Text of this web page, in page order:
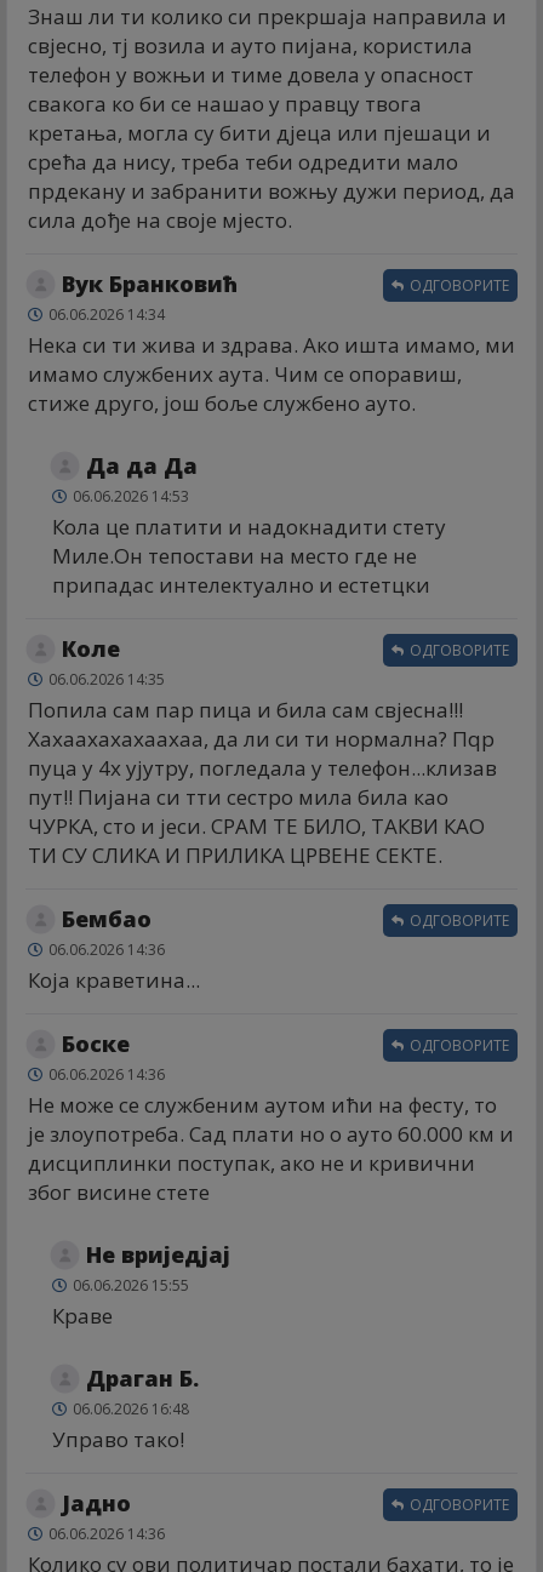
Знаш ли ти колико си прекршаја направила и
свјесно, тј возила и ауто пијана, користила
телефон у вожњи и тиме довела у опасност
свакога ко би се нашао у правцу твога
кретања, могла су бити дјеца или пјешаци и
срећа да нису, треба теби одредити мало
прдекану и забранити вожњу дужи период, да
сила дође на своје мјесто.
Вук Бранковић
06.06.2026 14:34
Нека си ти жива и здрава. Ако ишта имамо, ми
имамо службених аута. Чим се опоравиш,
стиже друго, још боље службено ауто.
ОДГОВОРИТЕ
Да да Да
06.06.2026 14:53
Кола це платити и надокнадити стету
Миле.Он тепостави на место где не
припадас интелектуално и естетцки
Коле
06.06.2026 14:35
Попила сам пар пица и била сам свјесна!!!
Хахаахахахаахаа, да ли си ти нормална? Пqр
пуца у 4х ујутру, погледала у телефон...клизав
пут!! Пијана си тти сестро мила била као
ЧУРКА, сто и јеси. СРАМ ТЕ БИЛО, ТАКВИ КАО
ТИ СУ СЛИКА И ПРИЛИКА ЦРВЕНЕ СЕКТЕ.
ОДГОВОРИТЕ
Бембао
06.06.2026 14:36
Која краветина...
ОДГОВОРИТЕ
Боске
06.06.2026 14:36
Не може се службеним аутом ићи на фесту, то
је злоупотреба. Сад плати но о ауто 60.000 км и
дисциплинки поступак, ако не и кривични
због висине стете
ОДГОВОРИТЕ
Не вриједјај
06.06.2026 15:55
Краве
Драган Б.
06.06.2026 16:48
Управо тако!
Јадно
06.06.2026 14:36
Колико су ови политичар постали бахати, то је
ОДГОВОРИТЕ